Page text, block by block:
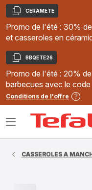
Copier
CERAMETE
Promo de l'été : 30%
et casseroles en
Copier
BBQETE26
Promo de l'été : 20%
barbecues avec le
Conditions de l'offre
Ouvrir
CASSEROLES A